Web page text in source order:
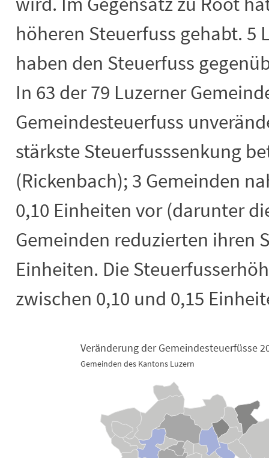
höheren Steuerfuss gehabt. 5
haben den Steuerfuss
In 63 der 79 Luzerner
Gemeindesteuerfuss
stärkste Steuerfusssenkung
(Rickenbach); 3 Gemeinden
0,10 Einheiten vor (darunter
Gemeinden reduzierten ihren
Einheiten. Die
zwischen 0,10 und 0,15
Veränderung der
Map of unspecified region with 2 data series.
View as data table, Veränderung der Gemeindesteuerfüsse 2025 im
Veränderung der Gemeindesteuerfüsse
Gemeinden des Kantons Luzern